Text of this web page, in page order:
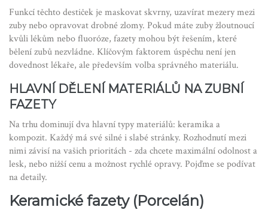
Funkcí těchto destiček je maskovat skvrny, uzavírat mezery mezi
zuby nebo opravovat drobné zlomy. Pokud máte zuby žloutnoucí
kvůli lékům nebo fluoróze, fazety mohou být řešením, které
bělení zubů nezvládne. Klíčovým faktorem úspěchu není jen
dovednost lékaře, ale především volba správného materiálu.
HLAVNÍ DĚLENÍ MATERIÁLŮ NA ZUBNÍ
FAZETY
Na trhu dominují dva hlavní typy materiálů: keramika a
kompozit. Každý má své silné i slabé stránky. Rozhodnutí mezi
nimi závisí na vašich prioritách - zda chcete maximální odolnost a
lesk, nebo nižší cenu a možnost rychlé opravy. Pojďme se podívat
na detaily.
Keramické fazety (Porcelán)